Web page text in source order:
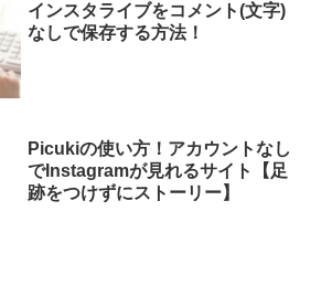
インスタライブをコメント(文字)
なしで保存する方法！
Picukiの使い方！アカウントなし
でInstagramが見れるサイト【足
跡をつけずにストーリー】